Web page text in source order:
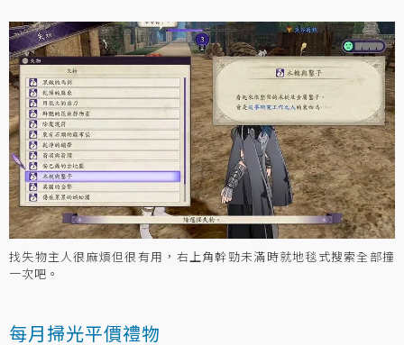
找失物主人很麻煩但很有用，右上角幹勁未滿時就地毯式搜索全部撞
一次吧。
每月掃光平價禮物